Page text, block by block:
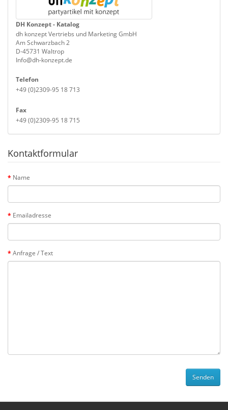
DH Konzept - Katalog
dh konzept Vertriebs und Marketing GmbH
Am Schwarzbach 2
D-45731 Waltrop
Info@dh-konzept.de
Telefon
+49 (0)2309-95 18 713
Fax
+49 (0)2309-95 18 715
Kontaktformular
Name
Emailadresse
Anfrage / Text